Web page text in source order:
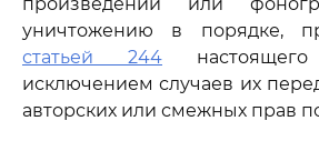
уничтожению в порядке,
статьей 244
исключением случаев их
авторских или смежных прав